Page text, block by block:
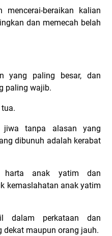
beraikan kalian
dan memecah belah
yang paling besar, dan
paling wajib.
jiwa tanpa alasan yang
dibunuh adalah kerabat
harta anak yatim dan
kemaslahatan anak yatim
dalam perkataan dan
dekat maupun orang jauh.